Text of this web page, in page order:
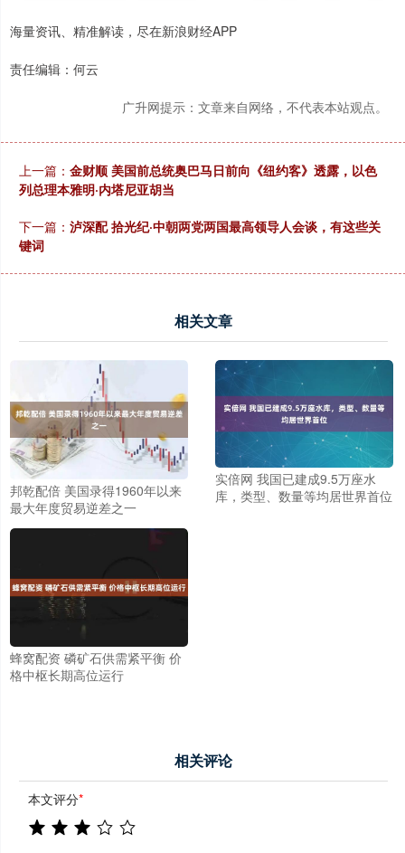
海量资讯、精准解读，尽在新浪财经APP
责任编辑：何云
广升网提示：文章来自网络，不代表本站观点。
上一篇： 金财顺 美国前总统奥巴马日前向《纽约客》透露，以色
列总理本雅明·内塔尼亚胡当
下一篇： 泸深配 拾光纪·中朝两党两国最高领导人会谈，有这些关
键词
相关文章
邦乾配倍 美国录得1960年以来
最大年度贸易逆差之一
实倍网 我国已建成9.5万座水
库，类型、数量等均居世界首位
蜂窝配资 磷矿石供需紧平衡 价
格中枢长期高位运行
相关评论
本文评分*